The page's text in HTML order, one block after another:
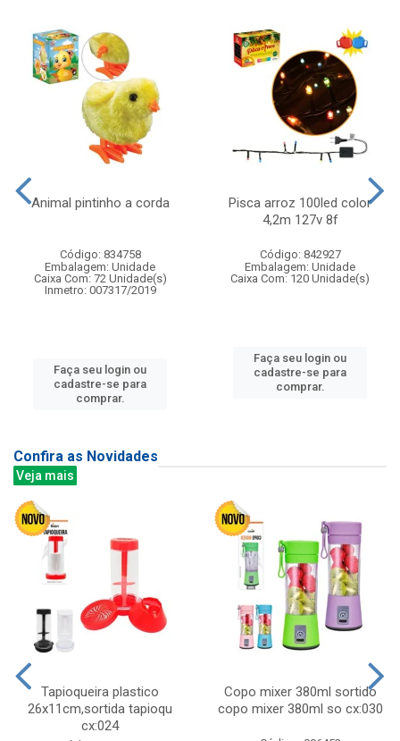
Animal pintinho a corda
Código: 834758
Embalagem: Unidade
Caixa Com: 72 Unidade(s)
Inmetro: 007317/2019
Faça seu login ou
cadastre-se para
comprar.
Pisca arroz 100led color
4,2m 127v 8f
Código: 842927
Embalagem: Unidade
Caixa Com: 120 Unidade(s)
Faça seu login ou
cadastre-se para
comprar.
Confira as Novidades
Veja mais
Tapioqueira plastico
26x11cm,sortida tapioqu
cx:024
Copo mixer 380ml sortido
copo mixer 380ml so cx:030